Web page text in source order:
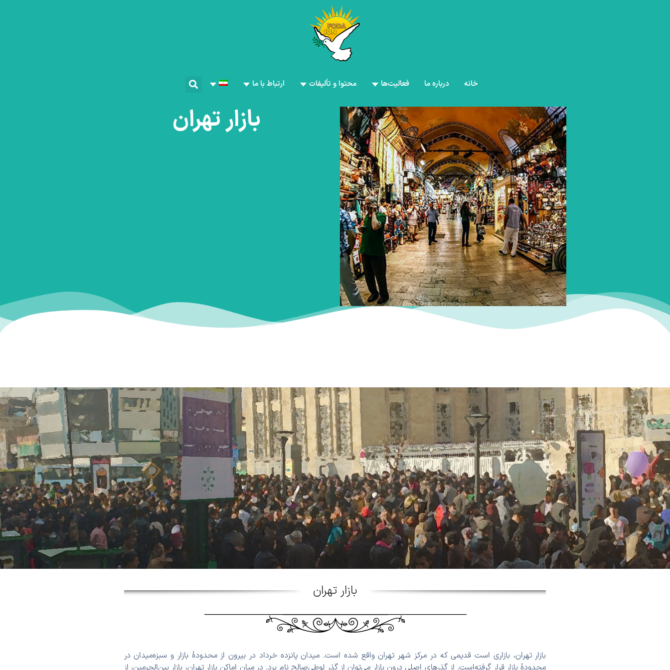
خانه درباره ما فعالیت‌ها محتوا و تألیفات ارتباط با ما
بازار تهران
بازار تهران
بازار تهران، بازاری است قدیمی که در مرکز شهر تهران واقع شده است. میدان پانزده خرداد در بیرون از محدودهٔ بازار و سبزه‌میدان در
محدودهٔ بازار قرار گرفته‌است. از گذرهای اصلی درون بازار می‌توان از گذر لوطی‌صالح نام برد. در میان اماکن بازار تهران، بازار بین‌الحرمین، از